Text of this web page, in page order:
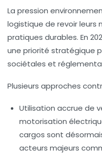
La pression
logistique de revoir leurs
pratiques durables. En
une priorité stratégique
sociétales et
Plusieurs approches
Utilisation accrue de
motorisation
cargos sont
acteurs majeurs